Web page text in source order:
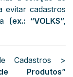
evitar cadastros
(ex.: “VOLKS”,
Cadastros >
Produtos”